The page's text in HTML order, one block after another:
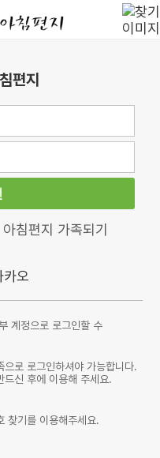
편지
아침편지 가족되기
계정으로 로그인할 수
로 로그인하셔야 가능합니다.
드신 후에 이용해 주세요.
찾기를 이용해주세요.